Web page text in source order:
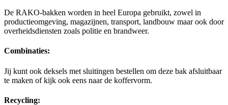
De RAKO-bakken worden in heel Europa gebruikt, zowel in
productieomgeving, magazijnen, transport, landbouw maar ook door
overheidsdiensten zoals politie en brandweer.
Combinaties:
Jij kunt ook deksels met sluitingen bestellen om deze bak afsluitbaar
te maken of kijk ook eens naar de koffervorm.
Recycling: